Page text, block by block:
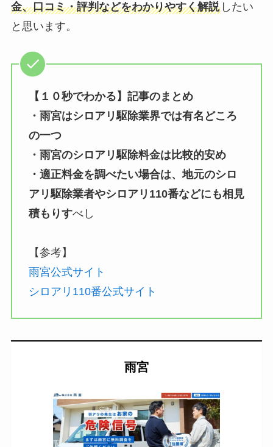
金、口コミ・評判などをわかりやすく解説したい
と思います。
【１０秒でわかる】 記事のまとめ
・雨宮はシロアリ駆除業界では有名どころ
の一つ
・雨宮のシロアリ駆除料金は比較的安め
・適正料金を調べたい場合は、地元のシロ
アリ駆除業者やシロアリ110番などにも相見
積もりすべし
【参考】
雨宮公式サイト
シロアリ110番公式サイト
雨宮